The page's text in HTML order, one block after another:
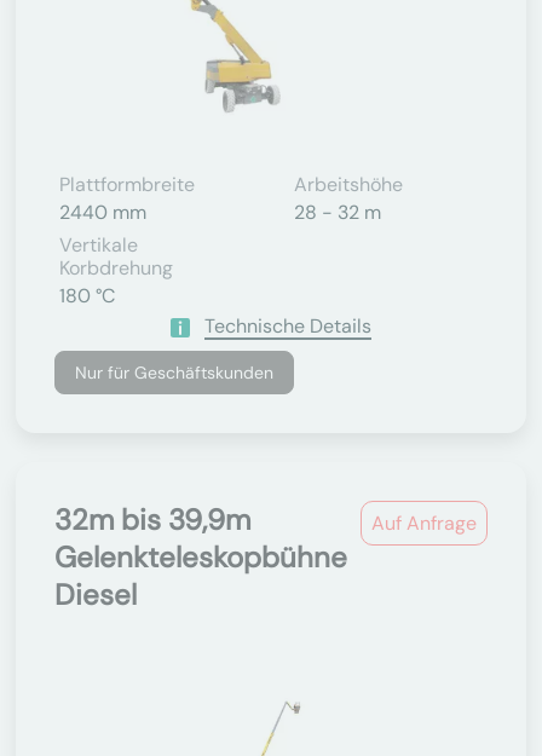
Plattformbreite
2440 mm
Arbeitshöhe
28 - 32 m
Vertikale
Korbdrehung
180 °C
Technische Details
Nur für Geschäftskunden
Auf Anfrage
32m bis 39,9m
Gelenkteleskopbühne
Diesel